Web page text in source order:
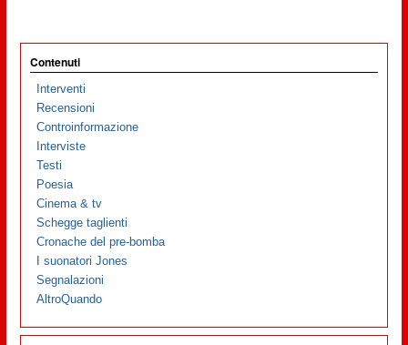
Contenuti
Interventi
Recensioni
Controinformazione
Interviste
Testi
Poesia
Cinema & tv
Schegge taglienti
Cronache del pre-bomba
I suonatori Jones
Segnalazioni
AltroQuando